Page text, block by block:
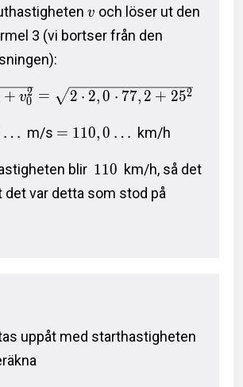
v och löser ut den
3 (vi bortser från den
+ v0
2 = 2 ⋅ 2,0 ⋅ 77, 2 + 252
… m/s = 110, 0 … km/h
blir 110 km/h, så det
det var detta som stod på
uppåt med starthastigheten